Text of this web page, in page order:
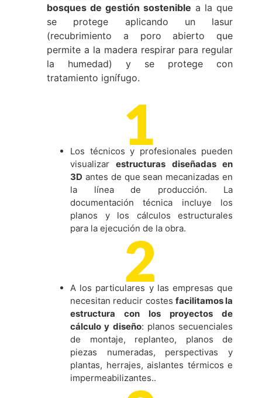
bosques de gestión sostenible a la que
se protege aplicando un lasur
(recubrimiento a poro abierto que
permite a la madera respirar para regular
la humedad) y se protege con
tratamiento ignífugo.
Los técnicos y profesionales pueden
visualizarestructuras diseñadas en
3D antes de que sean mecanizadas en
la línea de producción. La
documentación técnica incluye los
planos y los cálculos estructurales
para la ejecución de la obra.
A los particulares y las empresas que
necesitan reducir costes facilitamos la
estructura con los proyectos de
cálculo y diseño: planos secuenciales
de montaje, replanteo, planos de
piezas numeradas, perspectivas y
plantas, herrajes, aislantes térmicos e
impermeabilizantes..